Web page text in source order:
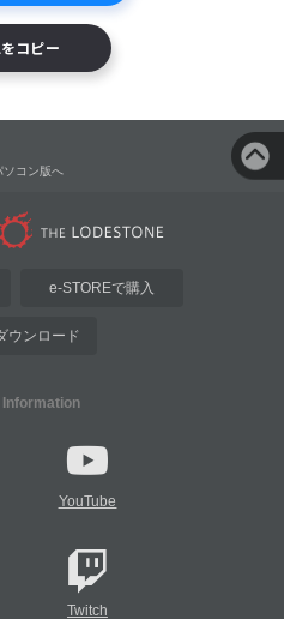
コピー
ソコン版へ
e-STOREで購入
ウンロード
YouTube
Twitch